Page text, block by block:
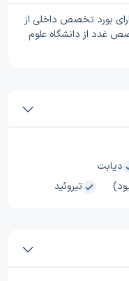
بورد تخصص داخلی از
غدد از دانشگاه علوم
دیابت
تیروئید